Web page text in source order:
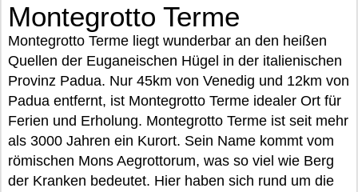
Montegrotto Terme
Montegrotto Terme liegt wunderbar an den heißen
Quellen der Euganeischen Hügel in der italienischen
Provinz Padua. Nur 45km von Venedig und 12km von
Padua entfernt, ist Montegrotto Terme idealer Ort für
Ferien und Erholung. Montegrotto Terme ist seit mehr
als 3000 Jahren ein Kurort. Sein Name kommt vom
römischen Mons Aegrottorum, was so viel wie Berg
der Kranken bedeutet. Hier haben sich rund um die